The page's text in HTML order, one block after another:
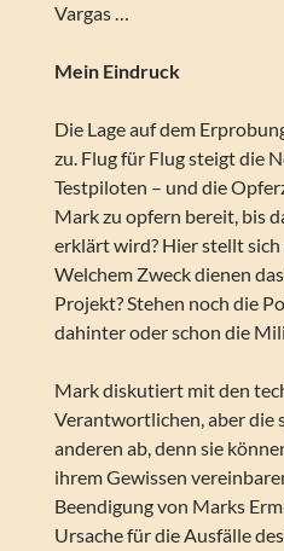
Vargas …
Mein Eindruck
Die Lage auf dem
zu. Flug für Flug steigt die
Testpiloten – und die
Mark zu opfern bereit, bis
erklärt wird? Hier stellt
Welchem Zweck dienen
Projekt? Stehen noch die
dahinter oder schon die
Mark diskutiert mit den
Verantwortlichen, aber die
anderen ab, denn sie
ihrem Gewissen
Beendigung von Marks
Ursache für die Ausfälle